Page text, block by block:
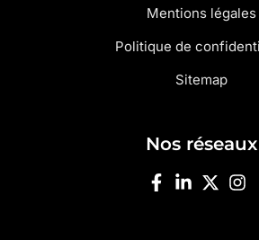
Mentions légales
Politique de
Sitemap
Nos réseaux